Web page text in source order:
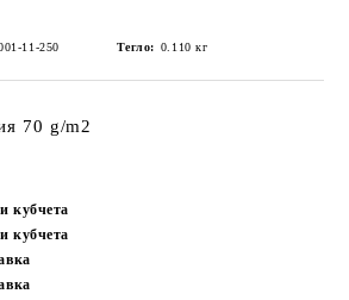
11-250 Тегло: 0.110 кг
70 g/m2
кубчета
кубчета